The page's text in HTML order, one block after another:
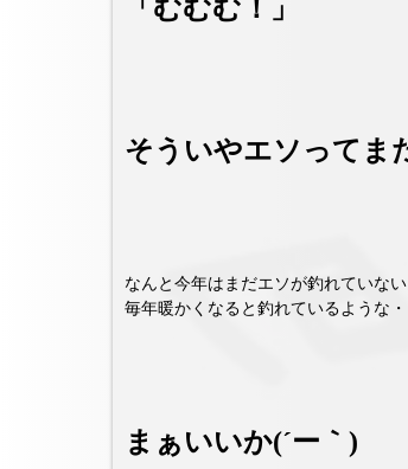
「むむむ！」
そういやエソってま
なんと今年はまだエソが釣れていな
毎年暖かくなると釣れているような・
まぁいいか(´ー｀)